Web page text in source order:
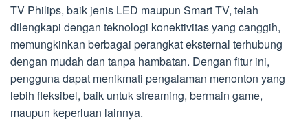
TV Philips, baik jenis LED maupun Smart TV, telah
dilengkapi dengan teknologi konektivitas yang canggih,
memungkinkan berbagai perangkat eksternal terhubung
dengan mudah dan tanpa hambatan. Dengan fitur ini,
pengguna dapat menikmati pengalaman menonton yang
lebih fleksibel, baik untuk streaming, bermain game,
maupun keperluan lainnya.